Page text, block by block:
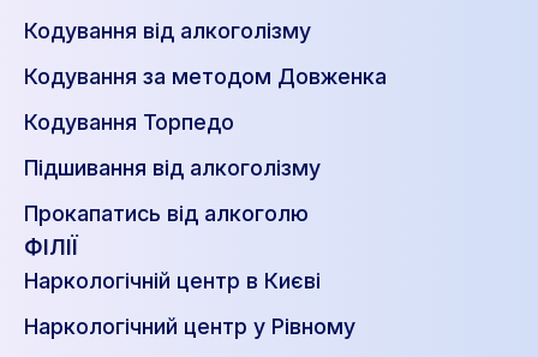
Кодування від алкоголізму
Кодування за методом Довженка
Кодування Торпедо
Підшивання від алкоголізму
Прокапатись від алкоголю
ФІЛІЇ
Наркологічній центр в Києві
Наркологічний центр у Рівному